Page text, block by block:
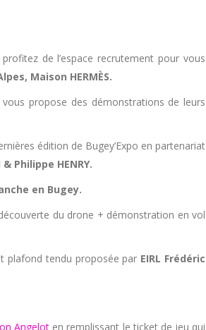
de l’espace recrutement pour vous
Maison HERMÈS.
vous propose des démonstrations de leurs
édition de Bugey’Expo en partenariat
Philippe HENRY.
en Bugey.
du drone + démonstration en vol
plafond tendu proposée par EIRL Frédéric
Angelot en remplissant le ticket de jeu qui